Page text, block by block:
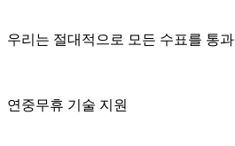
우리는 절대적으로 모든 수표를 통과
연중무휴 기술 지원